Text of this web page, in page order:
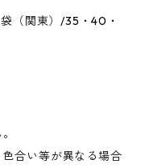
（関東）/35・40・
合い等が異なる場合